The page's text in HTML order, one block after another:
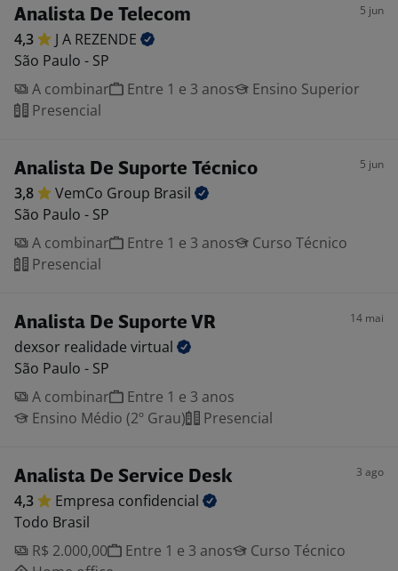
Analista De Telecom 5 jun
4,3 J A REZENDE
São Paulo - SP
A combinar
Entre 1 e 3 anos
Ensino Superior
Presencial
Analista De Suporte Técnico 5 jun
3,8 VemCo Group Brasil
São Paulo - SP
A combinar
Entre 1 e 3 anos
Curso Técnico
Presencial
Analista De Suporte VR 14 mai
dexsor realidade virtual
São Paulo - SP
A combinar
Entre 1 e 3 anos
Ensino Médio (2º Grau)
Presencial
Analista De Service Desk 3 ago
4,3 Empresa confidencial
Todo Brasil
R$ 2.000,00
Entre 1 e 3 anos
Curso Técnico